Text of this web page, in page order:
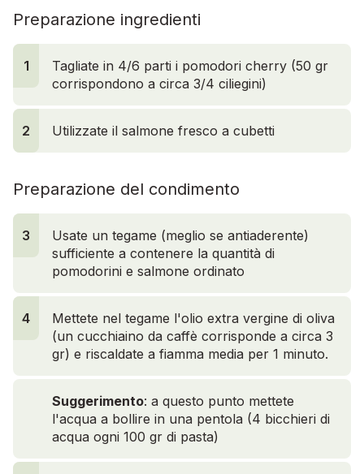
Preparazione ingredienti
1
Tagliate in 4/6 parti i pomodori cherry (50 gr
corrispondono a circa 3/4 ciliegini)
2 Utilizzate il salmone fresco a cubetti
Preparazione del condimento
3
Usate un tegame (meglio se antiaderente)
sufficiente a contenere la quantità di
pomodorini e salmone ordinato
4
Mettete nel tegame l'olio extra vergine di oliva
(un cucchiaino da caffè corrisponde a circa 3
gr) e riscaldate a fiamma media per 1 minuto.
Suggerimento: a questo punto mettete
l'acqua a bollire in una pentola (4 bicchieri di
acqua ogni 100 gr di pasta)